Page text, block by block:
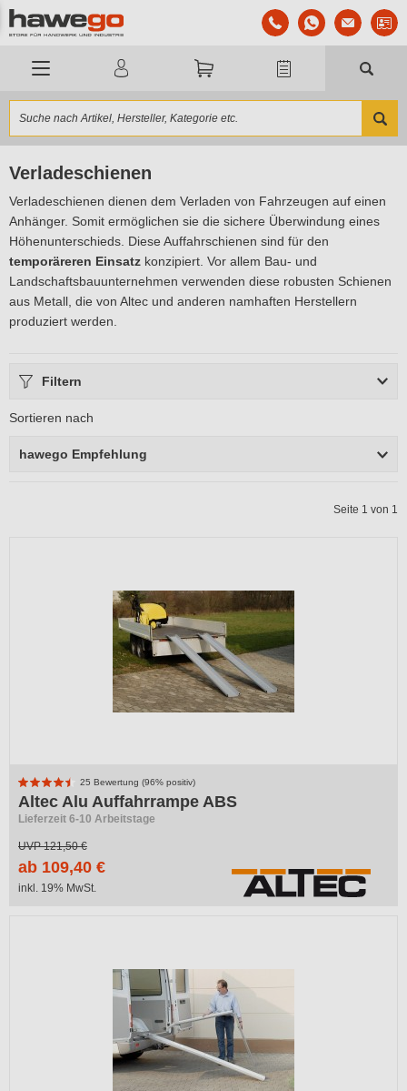
Verladeschienen
Verladeschienen dienen dem Verladen von Fahrzeugen auf einen
Anhänger. Somit ermöglichen sie die sichere Überwindung eines
Höhenunterschieds. Diese Auffahrschienen sind für den
temporäreren Einsatz konzipiert. Vor allem Bau- und
Landschaftsbauunternehmen verwenden diese robusten Schienen
aus Metall, die von Altec und anderen namhaften Herstellern
produziert werden.
Filtern
Sortieren nach
hawego Empfehlung
Seite 1 von 1
25 Bewertung (96% positiv)
Altec Alu Auffahrrampe ABS
Lieferzeit 6-10 Arbeitstage
UVP121,50 €
ab 109,40 €
inkl. 19% MwSt.